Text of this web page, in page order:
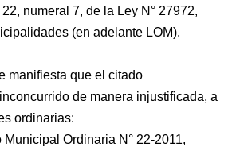
numeral 7, de la Ley N° 27972,
(en adelante LOM).
manifiesta que el citado
de manera injustificada, a
ordinarias:
Ordinaria N° 22-2011,